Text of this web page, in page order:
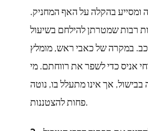
ומסייע בהקלה על האף המחניק.
רבות שמטרתן להילחם בשיעול
במקרה של כאבי ראש, מומלץ
אניס כדי לשפר את רווחתם. מי
אך אינו מתעלל בו, נוטה
פחות להצטננות.